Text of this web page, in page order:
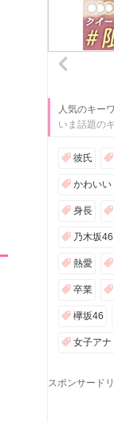
人気のキー
いま話題の
彼氏
かわいい
身長
乃木坂46
熱愛
卒業
欅坂46
女子アナ
スポンサード